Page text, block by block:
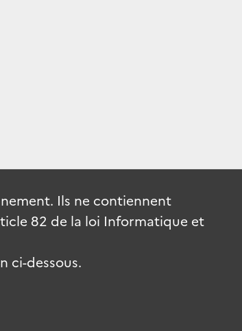
Ils ne contiennent
82 de la loi Informatique et
ci-dessous.